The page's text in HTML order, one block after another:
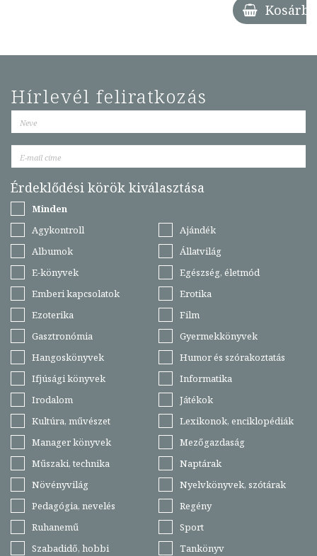
Kosárba
Hírlevél feliratkozás
Érdeklődési körök kiválasztása
Minden
Agykontroll
Ajándék
Albumok
Állatvilág
E-könyvek
Egészség, életmód
Emberi kapcsolatok
Erotika
Ezoterika
Film
Gasztronómia
Gyermekkönyvek
Hangoskönyvek
Humor és szórakoztatás
Ifjúsági könyvek
Informatika
Irodalom
Játékok
Kultúra, művészet
Lexikonok, enciklopédiák
Manager könyvek
Mezőgazdaság
Műszaki, technika
Naptárak
Növényvilág
Nyelvkönyvek, szótárak
Pedagógia, nevelés
Regény
Ruhanemű
Sport
Szabadidő, hobbi
Tankönyv